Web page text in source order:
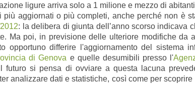
ligure arriva solo a 1 milione e mezzo di
più aggiornati o più completi, anche perché non è
: la delibera di giunta dell’anno scorso indicava
Ma poi, in previsione delle ulteriore modifiche da
differire l'aggiornamento del sistema
di Genova e quelle desumibili presso l'
si pensa di ovviare a questa lacuna
analizzare dati e statistiche, così come per